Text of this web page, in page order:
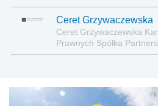
Ceret Grzywaczewska
Ceret Grzywaczewska
Prawnych Spółka
ponad 25 lat świadczy